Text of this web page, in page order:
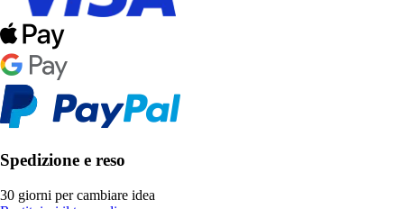
Spedizione e reso
30 giorni per cambiare idea